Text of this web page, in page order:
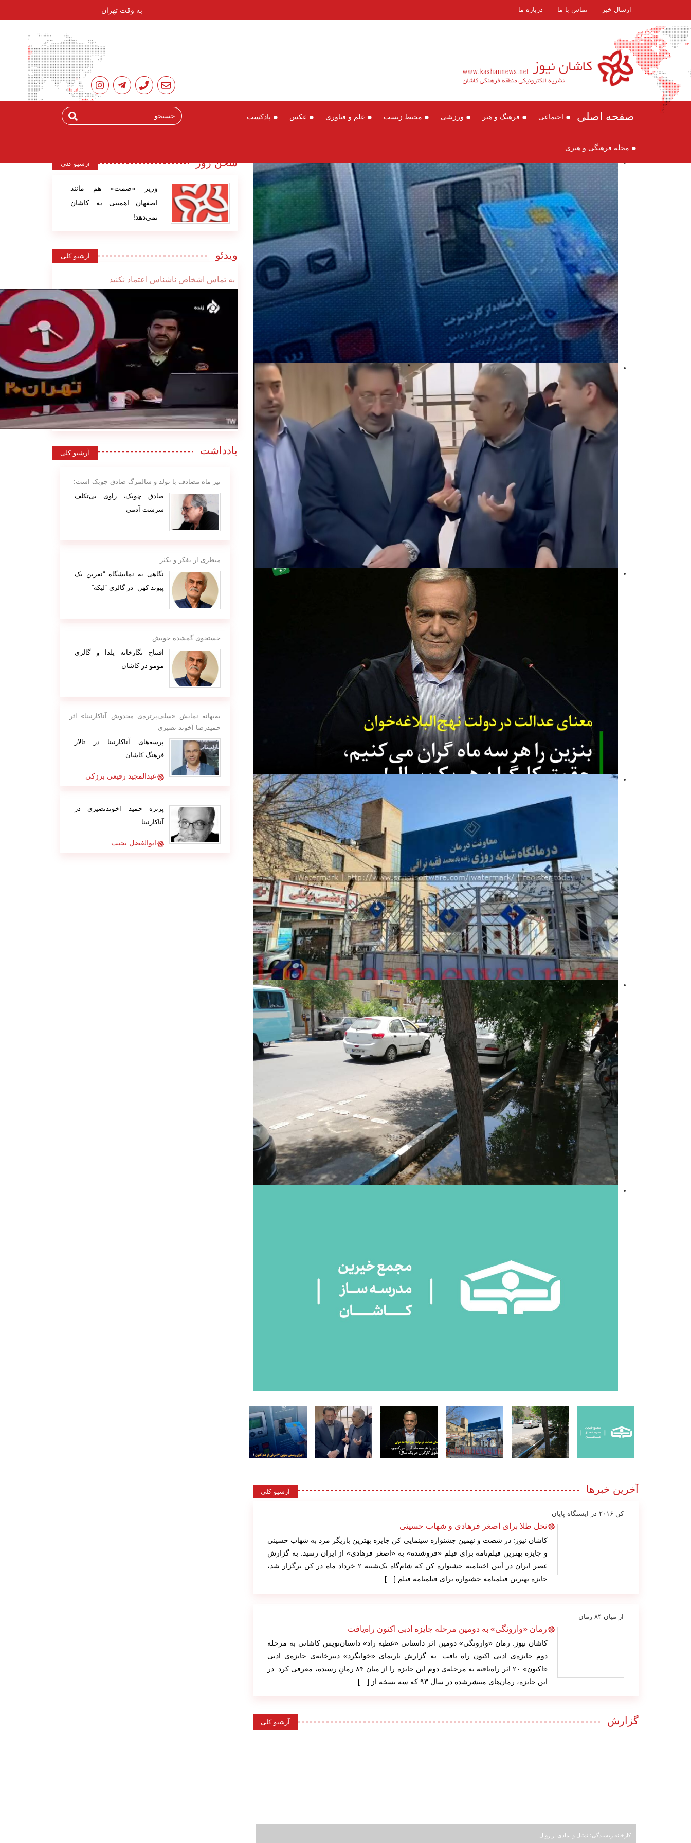
ارسال خبر تماس با ما درباره ما به وقت تهران
صفحه اصلی اجتماعی فرهنگ و هنر ورزشی محیط زیست علم و فناوری عکس پادکست
مجله فرهنگی و هنری
آخرین خبرها آرشیو کلی
کن ۲۰۱۶ در ایستگاه پایان
نخل طلا برای اصغر فرهادی و شهاب حسینی
کاشان نیوز: در شصت و نهمین جشنواره سینمایی کن جایزه بهترین بازیگر مرد به شهاب حسینی
و جایزه بهترین فیلم‌نامه برای فیلم «فروشنده» به «اصغر فرهادی» از ایران رسید. به گزارش
عصر ایران در آیبن اختتامیه جشنواره کن که شام‌گاه یک‌شنبه ۲ خرداد ماه در کن برگزار شد،
جایزه بهترین فیلمنامه جشنواره برای فیلمنامه فیلم […]
از میان ۸۴ رمان
رمان «وارونگی» به دومین مرحله جایزه ادبی اکنون راه‌یافت
کاشان نیوز: رمان «وارونگی» دومین اثر داستانی «عطیه راد» داستان‌نویس کاشانی به مرحله
دوم جایزه‌ی ادبی اکنون راه یافت. به گزارش تارنمای «خوابگرد» دبیرخانه‌ی جایزه‌ی ادبی
«اکنون» ۲۰ اثر راه‌یافته به مرحله‌ی دوم این جایزه را از میان ۸۴ رمانِ رسیده، معرفی کرد. در
این جایزه، رمان‌های منتشرشده در سال ۹۳ که سه نسخه از […]
گزارش آرشیو کلی
کارخانه ریسندگی؛ تمثیل و نمادی از زوال
سخن روز آرشیو کلی
وزیر «صمت» هم مانند
اصفهان اهمیتی به کاشان
نمی‌دهد!
ویدئو آرشیو کلی
به تماس اشخاص ناشناس اعتماد نکنید
یادداشت آرشیو کلی
تیر ماه مصادف با تولد و سالمرگ صادق چوبک است:
صادق چوبک، راوی بی‌تکلف
سرشت آدمی
منظری از تفکر و تکثر
نگاهی به نمایشگاه “نفرین یک
پیوند کهن” در گالری “لیکه”
جستجوی گمشده خویش
افتتاح نگارخانه یلدا و گالری
مومو در کاشان
به‌بهانه نمایش «سلف‌پرتره‌ی مخدوش آناکارنینا» اثر
حمیدرضا آخوند نصیری
پرسه‌های آناکارنینا در تالار
فرهنگ کاشان
عبدالمجید رفیعی برزکی
پرتره حمید اخوندنصیری در
آناکارنینا
ابوالفضل نجیب